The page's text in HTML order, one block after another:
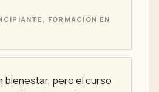
FORMACIÓN EN
bienestar, pero el curso